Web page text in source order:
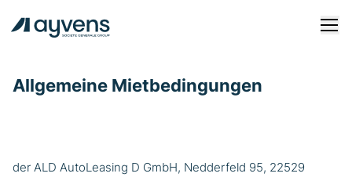
Fahrzeugangebote
Kauf
Allgemeine Mietbedingungen
der ALD AutoLeasing D GmbH, Nedderfeld 95, 22529